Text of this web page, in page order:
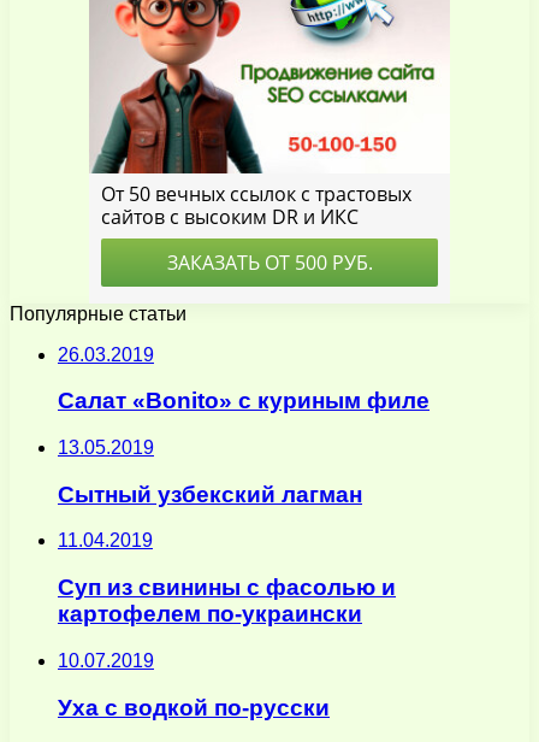
Популярные статьи
26.03.2019
Салат «Bonito» с куриным филе
13.05.2019
Сытный узбекский лагман
11.04.2019
Суп из свинины с фасолью и
картофелем по-украински
10.07.2019
Уха с водкой по-русски